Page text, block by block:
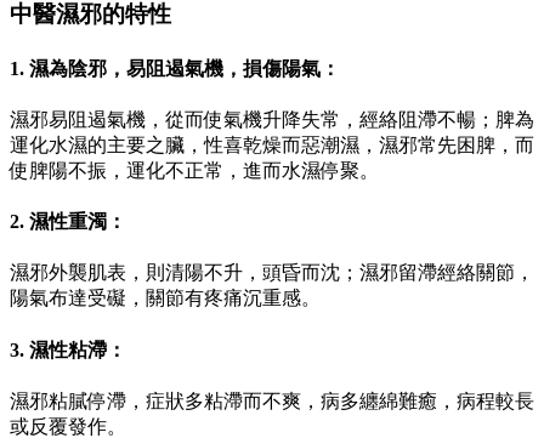
中醫濕邪的特性
1. 濕為陰邪，易阻遏氣機，損傷陽氣：
濕邪易阻遏氣機，從而使氣機升降失常，經絡阻滯不暢；脾為
運化水濕的主要之臟，性喜乾燥而惡潮濕，濕邪常先困脾，而
使脾陽不振，運化不正常，進而水濕停聚。
2. 濕性重濁：
濕邪外襲肌表，則清陽不升，頭昏而沈；濕邪留滯經絡關節，
陽氣布達受礙，關節有疼痛沉重感。
3. 濕性粘滯：
濕邪粘膩停滯，症狀多粘滯而不爽，病多纏綿難癒，病程較長
或反覆發作。